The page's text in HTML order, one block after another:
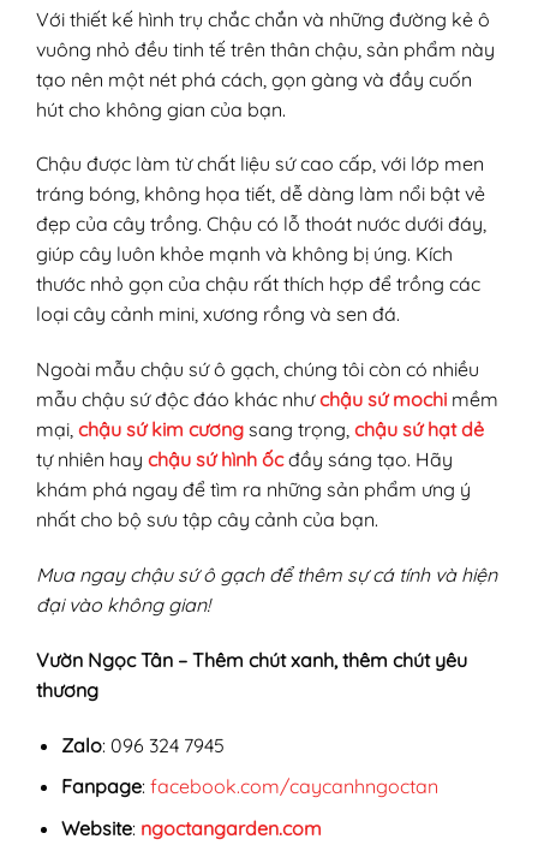
Với thiết kế hình trụ chắc chắn và những đường kẻ ô
vuông nhỏ đều tinh tế trên thân chậu, sản phẩm này
tạo nên một nét phá cách, gọn gàng và đầy cuốn
hút cho không gian của bạn.
Chậu được làm từ chất liệu sứ cao cấp, với lớp men
tráng bóng, không họa tiết, dễ dàng làm nổi bật vẻ
đẹp của cây trồng. Chậu có lỗ thoát nước dưới đáy,
giúp cây luôn khỏe mạnh và không bị úng. Kích
thước nhỏ gọn của chậu rất thích hợp để trồng các
loại cây cảnh mini, xương rồng và sen đá.
Ngoài mẫu chậu sứ ô gạch, chúng tôi còn có nhiều
mẫu chậu sứ độc đáo khác nhưchậu sứ mochi mềm
mại, chậu sứ kim cương sang trọng, chậu sứ hạt dẻ
tự nhiên hay chậu sứ hình ốcđầy sáng tạo. Hãy
khám phá ngay để tìm ra những sản phẩm ưng ý
nhất cho bộ sưu tập cây cảnh của bạn.
Mua ngay chậu sứ ô gạch để thêm sự cá tính và hiện
đại vào không gian!
Vườn Ngọc Tân – Thêm chút xanh, thêm chút yêu
thương
Zalo: 096 324 7945
Fanpage: facebook.com/caycanhngoctan
Website: ngoctangarden.com